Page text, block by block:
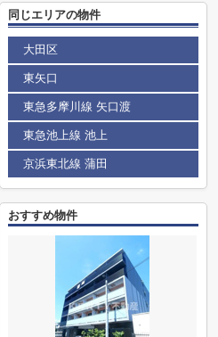
同じエリアの物件
大田区
東矢口
東急多摩川線 矢口渡
東急池上線 池上
京浜東北線 蒲田
おすすめ物件